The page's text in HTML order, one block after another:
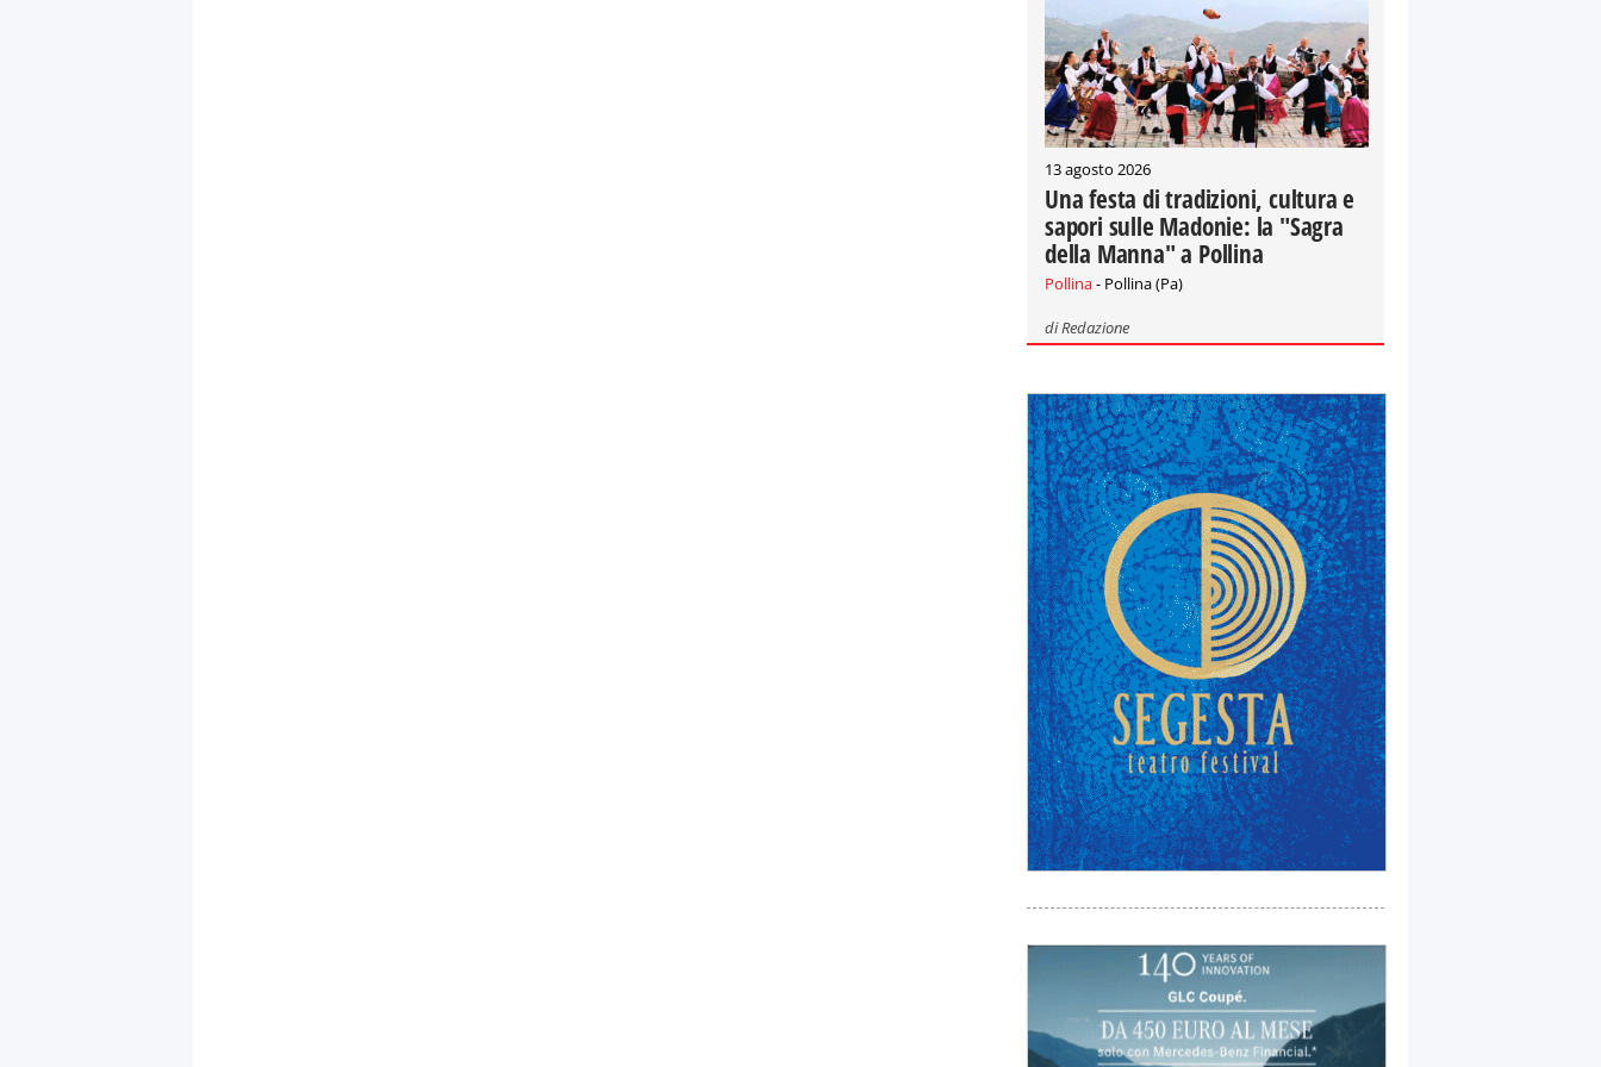
13 agosto 2026
Una festa di tradizioni, cultura e
sapori sulle Madonie: la "Sagra
della Manna" a Pollina
Pollina- Pollina (Pa)
diRedazione